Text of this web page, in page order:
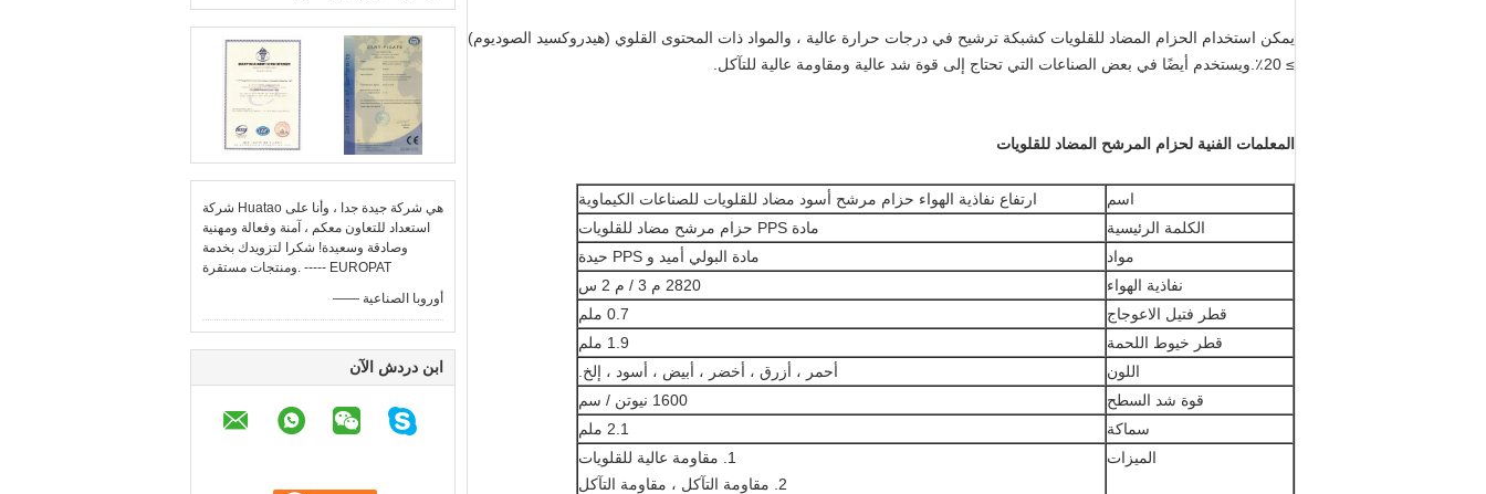
شركة Huatao هي شركة جيدة جدا ، وأنا على
استعداد للتعاون معكم ، آمنة وفعالة ومهنية
وصادقة وسعيدة! شكرا لتزويدك بخدمة
ومنتجات مستقرة. ----- EUROPAT
—— أوروبا الصناعية
ابن دردش الآن
يمكن استخدام الحزام المضاد للقلويات كشبكة ترشيح في درجات حرارة عالية ، والمواد ذات المحتوى القلوي (هيدروكسيد الصوديوم)
≥ 20٪.ويستخدم أيضًا في بعض الصناعات التي تحتاج إلى قوة شد عالية ومقاومة عالية للتآكل.
المعلمات الفنية لحزام المرشح المضاد للقلويات
اسم
ارتفاع نفاذية الهواء حزام مرشح أسود مضاد للقلويات للصناعات الكيماوية
الكلمة الرئيسية
مادة PPS حزام مرشح مضاد للقلويات
مواد
مادة البولي أميد و PPS حيدة
نفاذية الهواء
2820 م 3 / م 2 س
قطر فتيل الاعوجاج
0.7 ملم
قطر خيوط اللحمة
1.9 ملم
اللون
أحمر ، أزرق ، أخضر ، أبيض ، أسود ، إلخ.
قوة شد السطح
1600 نيوتن / سم
سماكة
2.1 ملم
الميزات
1. مقاومة عالية للقلويات
2. مقاومة التآكل ، مقاومة التآكل